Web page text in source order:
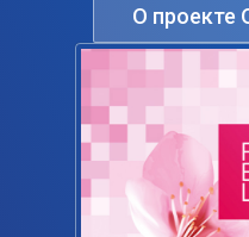
О проекте